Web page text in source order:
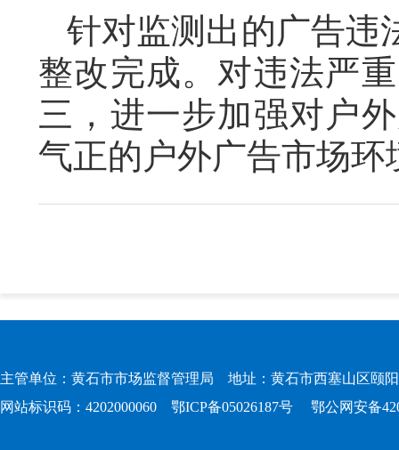
针对监测出的广告违
整改完成。对违法严
三，进一步加强对户
气正的户外广告市场环
主管单位：黄石市市场监督管理局 地址：黄石市西塞山区颐
网站标识码：4202000060 鄂ICP备05026187号 鄂公网安备